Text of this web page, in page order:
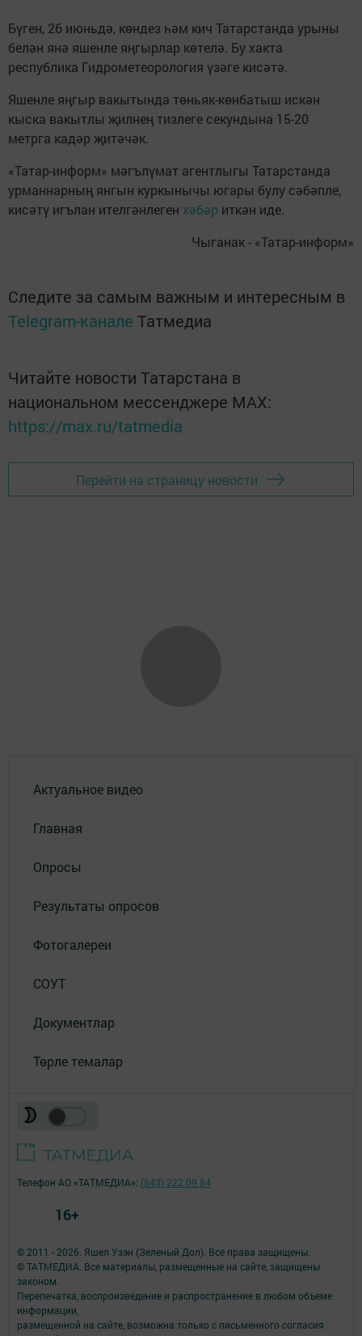
Бүген, 26 июньдә, көндез һәм кич Татарстанда урыны
белән янә яшенле яңгырлар көтелә. Бу хакта
республика Гидрометеорология үзәге кисәтә.
Яшенле яңгыр вакытында төньяк-көнбатыш искән
кыска вакытлы җилнең тизлеге секундына 15-20
метрга кадәр җитәчәк.
«Татар-информ» мәгълүмат агентлыгы Татарстанда
урманнарның янгын куркынычы югары булу сәбәпле,
кисәтү игълан ителгәнлеген хәбәр иткән иде.
Чыганак - «Татар-информ»
Следите за самым важным и интересным в
Telegram-канале Татмедиа
Читайте новости Татарстана в
национальном мессенджере MАХ:
https://max.ru/tatmedia
Перейти на страницу новости
Актуальное видео
Главная
Опросы
Результаты опросов
Фотогалереи
СОУТ
Документлар
Төрле темалар
© 2011 - 2026. Яшел Узэн (Зеленый Дол). Все права защищены.
© ТАТМЕДИА. Все материалы, размещенные на сайте, защищены
законом.
Перепечатка, воспроизведение и распространение в любом объеме
информации,
размещенной на сайте, возможна только с письменного согласия
Телефон АО «ТАТМЕДИА»: (843) 222 09 84
16+